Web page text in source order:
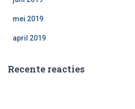
mei 2019
april 2019
Recente reacties